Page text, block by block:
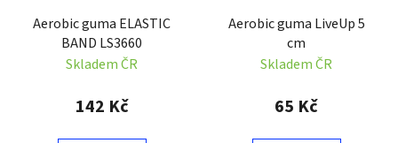
Aerobic guma ELASTIC
BAND LS3660
Skladem ČR
142 Kč
Aerobic guma LiveUp 5
cm
Skladem ČR
65 Kč